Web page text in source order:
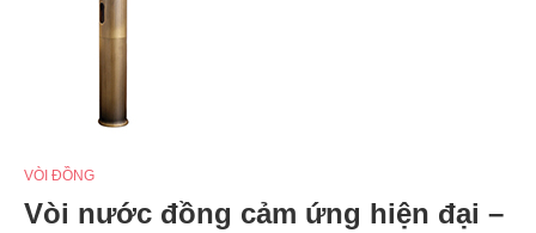
VÒI ĐỒNG
Vòi nước đồng cảm ứng hiện đại –